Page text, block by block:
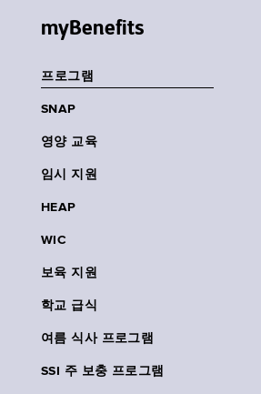
myBenefits
프로그램
SNAP
영양 교육
임시 지원
HEAP
WIC
보육 지원
학교 급식
여름 식사 프로그램
SSI 주 보충 프로그램